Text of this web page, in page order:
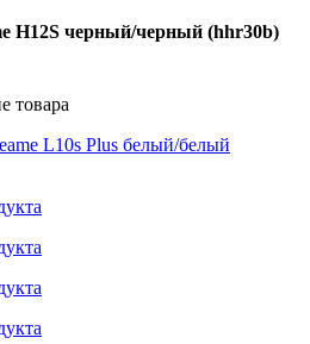
H12S черный/черный (hhr30b)